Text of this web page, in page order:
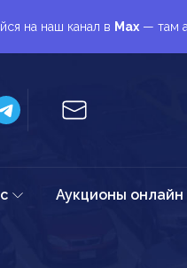
на наш канал в Max — там
Аукционы онлайн